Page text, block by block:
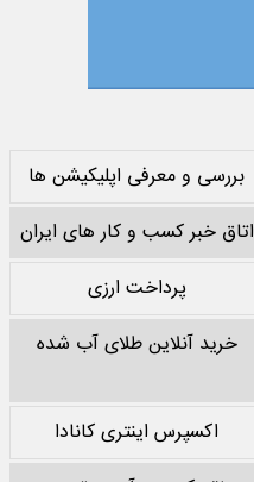
بررسی و معرفی اپلیکیشن ها
اتاق خبر کسب و کار های ایران
پرداخت ارزی
خرید آنلاین طلای آب شده
اکسپرس اینتری کانادا